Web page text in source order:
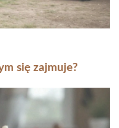
się zajmuje?